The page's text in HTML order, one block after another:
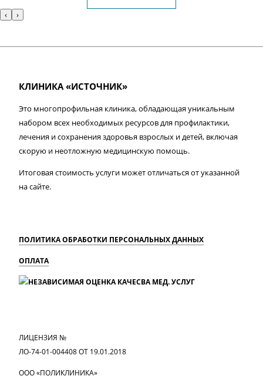
‹ ›
КЛИНИКА «ИСТОЧНИК»
Это многопрофильная клиника, обладающая уникальным
набором всех необходимых ресурсов для профилактики,
лечения и сохранения здоровья взрослых и детей, включая
скорую и неотложную медицинскую помощь.
Итоговая стоимость услуги может отличаться от указанной
на сайте.
ПОЛИТИКА ОБРАБОТКИ ПЕРСОНАЛЬНЫХ ДАННЫХ
ОПЛАТА
ЛИЦЕНЗИЯ №
ЛО-74-01-004408 ОТ 19.01.2018
ООО «ПОЛИКЛИНИКА»